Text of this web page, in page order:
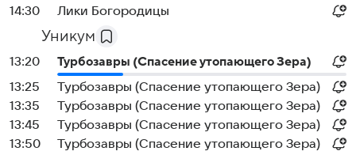
14:30
Лики Богородицы
Уникум
13:20
Турбозавры (Спасение утопающего Зера)
13:25
Турбозавры (Спасение утопающего Зера)
13:35
Турбозавры (Спасение утопающего Зера)
13:45
Турбозавры (Спасение утопающего Зера)
13:50
Турбозавры (Спасение утопающего Зера)